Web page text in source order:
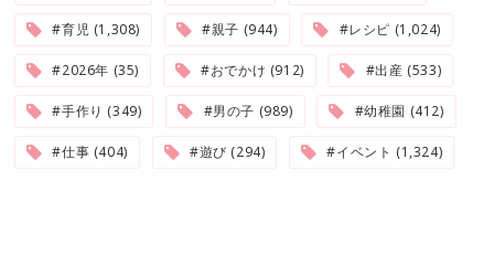
#育児 (1,308) #親子 (944) #レシピ (1,024)
#2026年 (35) #おでかけ (912) #出産 (533)
#手作り (349) #男の子 (989) #幼稚園 (412)
#仕事 (404) #遊び (294) #イベント (1,324)